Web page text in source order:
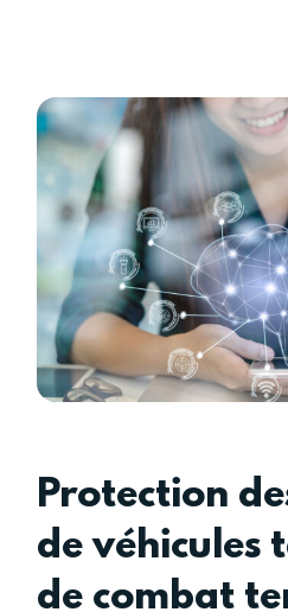
Protection
de véhicules
de combat